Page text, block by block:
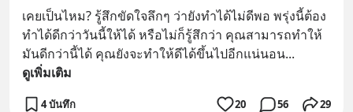
เคยเป็นไหม? รู้สึกขัดใจลึกๆ ว่ายังทำได้ไม่ดีพอ พรุ่งนี้ต้อง
ทำได้ดีกว่าวันนี้ให้ได้ หรือไม่ก็รู้สึกว่า คุณสามารถทำให้
มันดีกว่านี้ได้ คุณยังจะทำให้ดีได้ขึ้นไปอีกแน่นอน...
ดูเพิ่มเติม
4 บันทึก 20 56 29